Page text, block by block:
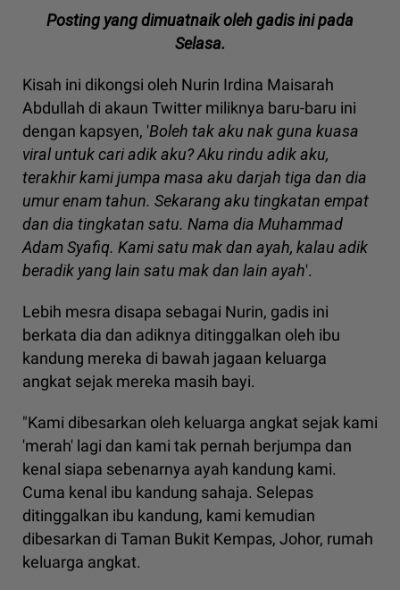
Posting yang dimuatnaik oleh gadis ini pada
Selasa.
Kisah ini dikongsi oleh Nurin Irdina Maisarah
Abdullah di akaun Twitter miliknya baru-baru ini
dengan kapsyen, 'Boleh tak aku nak guna kuasa
viral untuk cari adik aku? Aku rindu adik aku,
terakhir kami jumpa masa aku darjah tiga dan dia
umur enam tahun. Sekarang aku tingkatan empat
dan dia tingkatan satu. Nama dia Muhammad
Adam Syafiq. Kami satu mak dan ayah, kalau adik
beradik yang lain satu mak dan lain ayah'.
Lebih mesra disapa sebagai Nurin, gadis ini
berkata dia dan adiknya ditinggalkan oleh ibu
kandung mereka di bawah jagaan keluarga
angkat sejak mereka masih bayi.
"Kami dibesarkan oleh keluarga angkat sejak kami
'merah' lagi dan kami tak pernah berjumpa dan
kenal siapa sebenarnya ayah kandung kami.
Cuma kenal ibu kandung sahaja. Selepas
ditinggalkan ibu kandung, kami kemudian
dibesarkan di Taman Bukit Kempas, Johor, rumah
keluarga angkat.